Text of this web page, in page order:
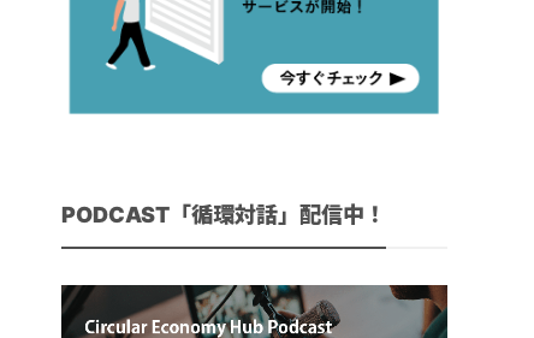
PODCAST「循環対話」配信中！